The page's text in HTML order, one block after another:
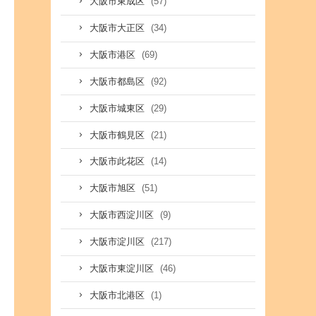
大阪市大正区 (34)
大阪市港区 (69)
大阪市都島区 (92)
大阪市城東区 (29)
大阪市鶴見区 (21)
大阪市此花区 (14)
大阪市旭区 (51)
大阪市西淀川区 (9)
大阪市淀川区 (217)
大阪市東淀川区 (46)
大阪市北港区 (1)